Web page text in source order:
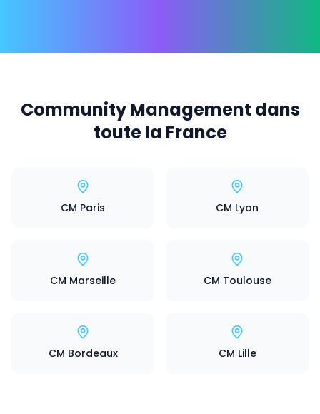
Community Management dans
toute la France
CM Paris CM Lyon
CM Marseille CM Toulouse
CM Bordeaux CM Lille